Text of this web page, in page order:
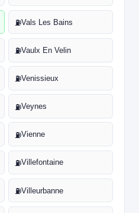
⛽Vals Les Bains
⛽Vaulx En Velin
⛽Venissieux
⛽Veynes
⛽Vienne
⛽Villefontaine
⛽Villeurbanne